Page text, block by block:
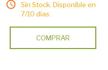
Sin Stock. Disponible en
7/10 días.
COMPRAR